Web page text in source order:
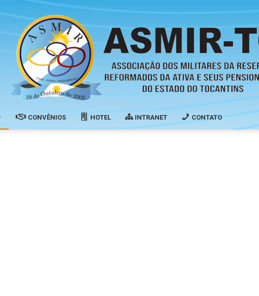
CONVÊNIOS HOTEL INTRANET CONTATO